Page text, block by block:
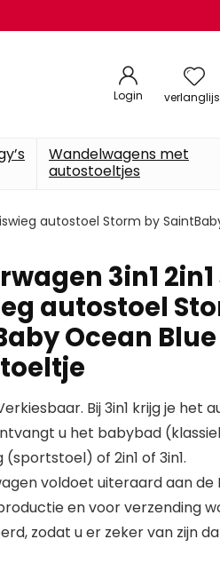
Login
Wandelwagens met
autostoeltjes
autostoel Storm by
3in1
autostoel
Ocean
Bij 3in1 krijg je
u het babybad
of 2in1 of 3in1.
voldoet uiteraard aan de
en voor verzending
zodat u er zeker van zijn